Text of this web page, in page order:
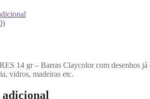
14 gr – Barras Claycolor com desenhos já
vidros, madeiras etc.